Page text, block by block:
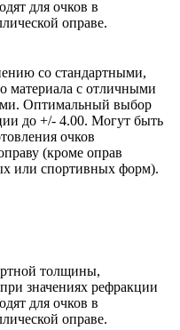
для очков в
оправе.
со стандартными,
материала с отличными
Оптимальный выбор
до +/- 4.00. Могут быть
очков
(кроме оправ
или спортивных форм).
толщины,
значениях рефракции
для очков в
оправе.